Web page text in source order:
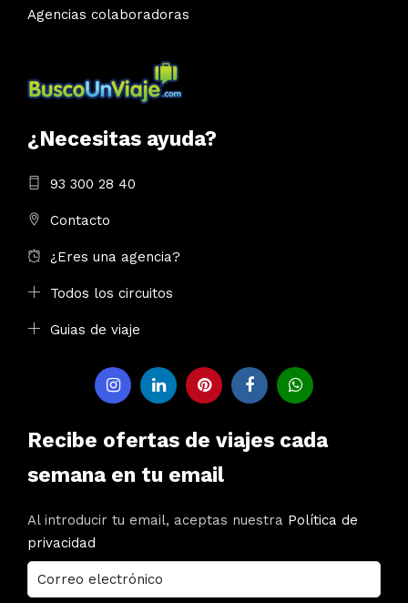
Agencias colaboradoras
¿Necesitas ayuda?
93 300 28 40
Contacto
¿Eres una agencia?
Todos los circuitos
Guias de viaje
Recibe ofertas de viajes cada
semana en tu email
Al introducir tu email, aceptas nuestra Política de
privacidad